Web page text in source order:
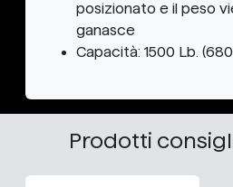
posizionato e il peso
ganasce
Capacità: 1500 Lb.
Prodotti